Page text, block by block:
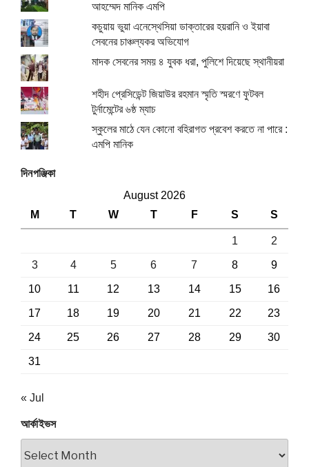
আহম্মেদ মানিক এমপি
কচুয়ায় ভুয়া এনেস্থেসিয়া ডাক্তারের হয়রানি ও ইয়াবা
সেবনের চাঞ্চল্যকর অভিযোগ
মাদক সেবনের সময় ৪ যুবক ধরা, পুলিশে দিয়েছে স্থানীয়রা
শহীদ প্রেসিডেন্ট জিয়াউর রহমান স্মৃতি স্মরণে ফুটবল
টুর্নামেন্টের ৬ষ্ঠ ম্যাচ
স্কুলের মাঠে যেন কোনো বহিরাগত প্রবেশ করতে না পারে :
এমপি মানিক
দিনপঞ্জিকা
August 2026
M
T W T F S S
1 2
3 4 5 6 7 8 9
10 11 12 13 14 15 16
17 18 19 20 21 22 23
24 25 26 27 28 29 30
31
« Jul
আর্কাইভস